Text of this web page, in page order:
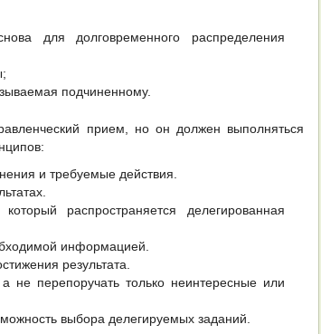
для долговременного распределения
подчиненному.
прием, но он должен выполняться
и требуемые действия.
распространяется делегированная
информацией.
результата.
а не перепоручать только неинтересные или
выбора делегируемых заданий.